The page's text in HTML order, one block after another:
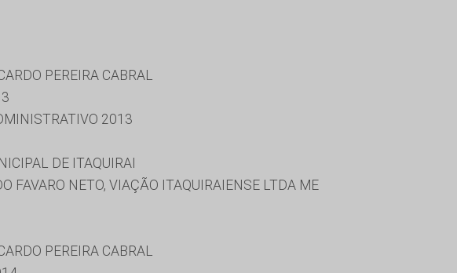
PEREIRA CABRAL
2013
DE ITAQUIRAI
FAVARO NETO, VIAÇÃO ITAQUIRAIENSE LTDA ME
PEREIRA CABRAL